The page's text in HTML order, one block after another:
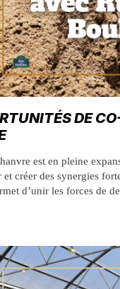
DE
est en pleine
créer des synergies
d’unir les forces de